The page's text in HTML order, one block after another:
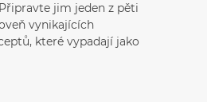
jim jeden z pěti
vynikajících
které vypadají jako